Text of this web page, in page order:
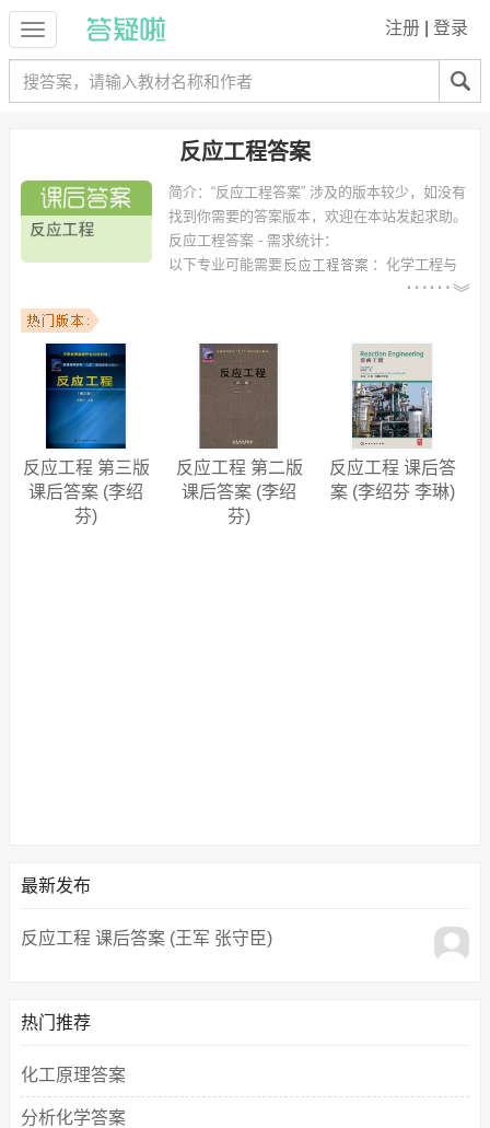
注册 登录
反应工程答案
简介： “反应工程答案” 涉及的版本较少，如没有
找到你需要的答案版本，欢迎在本站发起求助。
反应工程答案 - 需求统计：
以下专业可能需要
：化学工程与
工艺、应用化学、化学工程与工艺（精细化工方向）、企业管理、化学
工艺、huagong、制药工程、轻化工程、石油加工生产技术、化工学院
等专业。
以下学校的同学下载过
反应工程答案
：广东工业大学、南京工业大学、
天津科技大学、大连交通大学、浙江师范大学、东华理工大学、内蒙古
工业大学、扬州大学、武汉工程大学、湖北师范学院 等。
反应工程 第三版
课后答案 (李绍
芬)
反应工程 第二版
课后答案 (李绍
芬)
反应工程 课后答
案 (李绍芬 李琳)
最新发布
反应工程 课后答案 (王军 张守臣)
热门推荐
化工原理答案
分析化学答案